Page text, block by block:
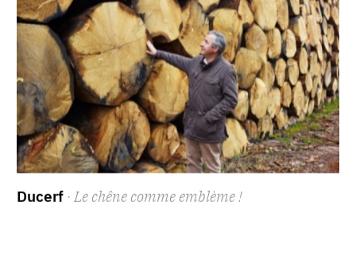
Ducerf · Le chêne comme emblème !